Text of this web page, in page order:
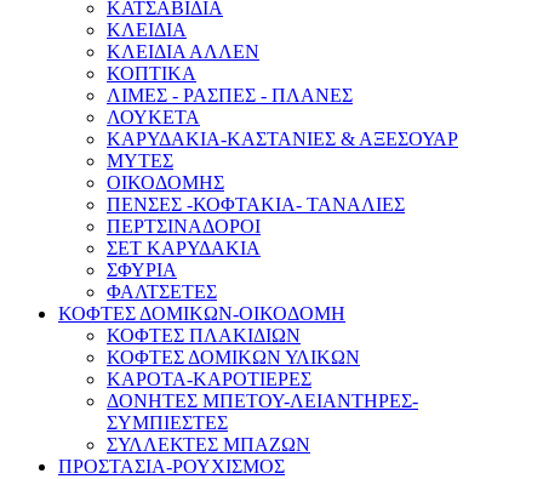
ΚΑΤΣΑΒΙΔΙΑ
ΚΛΕΙΔΙΑ
ΚΛΕΙΔΙΑ ΑΛΛΕΝ
ΚΟΠΤΙΚΑ
ΛΙΜΕΣ - ΡΑΣΠΕΣ - ΠΛΑΝΕΣ
ΛΟΥΚΕΤΑ
ΚΑΡΥΔΑΚΙΑ-ΚΑΣΤΑΝΙΕΣ & ΑΞΕΣΟΥΑΡ
ΜΥΤΕΣ
ΟΙΚΟΔΟΜΗΣ
ΠΕΝΣΕΣ -ΚΟΦΤΑΚΙΑ- ΤΑΝΑΛΙΕΣ
ΠΕΡΤΣΙΝΑΔΟΡΟΙ
ΣΕΤ ΚΑΡΥΔΑΚΙΑ
ΣΦΥΡΙΑ
ΦΑΛΤΣΕΤΕΣ
ΚΟΦΤΕΣ ΔΟΜΙΚΩΝ-ΟΙΚΟΔΟΜΗ
ΚΟΦΤΕΣ ΠΛΑΚΙΔΙΩΝ
ΚΟΦΤΕΣ ΔΟΜΙΚΩΝ ΥΛΙΚΩΝ
ΚΑΡΟΤΑ-ΚΑΡΟΤΙΕΡΕΣ
ΔΟΝΗΤΕΣ ΜΠΕΤΟΥ-ΛΕΙΑΝΤΗΡΕΣ-
ΣΥΜΠΙΕΣΤΕΣ
ΣΥΛΛΕΚΤΕΣ ΜΠΑΖΩΝ
ΠΡΟΣΤΑΣΙΑ-ΡΟΥΧΙΣΜΟΣ